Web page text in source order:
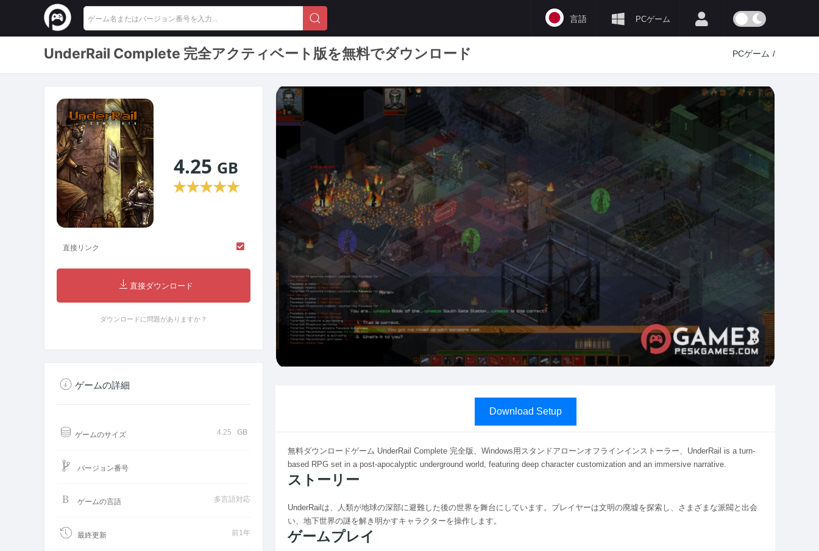
PCゲーム
言語
UnderRail Complete 完全アクティベート版を無料でダウンロード PCゲーム /
Download Setup
無料ダウンロードゲーム UnderRail Complete 完全版、Windows用スタンドアローンオフラインインストーラー、UnderRail is a turn-
based RPG set in a post-apocalyptic underground world, featuring deep character customization and an immersive narrative.
ストーリー
UnderRailは、人類が地球の深部に避難した後の世界を舞台にしています。プレイヤーは文明の廃墟を探索し、さまざまな派閥と出会
い、地下世界の謎を解き明かすキャラクターを操作します。
ゲームプレイ
4.25 GB
★★★★★
直接リンク
直接ダウンロード
ダウンロードに問題がありますか？
ゲームの詳細
ゲームのサイズ 4.25 GB
バージョン番号
ゲームの言語 多言語対応
最終更新 前1年